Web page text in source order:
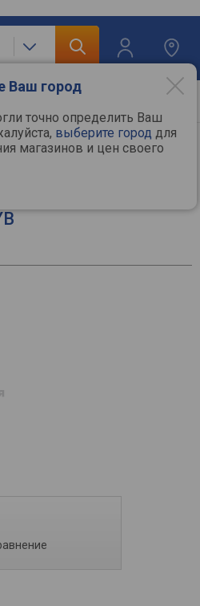
Ваш город
точно определить Ваш
выберите город для
магазинов и цен своего
техника/Встраиваемая
микроволновые печи
печь